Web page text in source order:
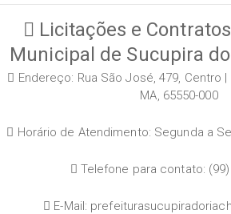
Licitações e
Municipal de Sucupira
Endereço: Rua São José, 479, Centro
MA, 65550-000
Horário de Atendimento: Segunda a
Telefone para contato: (99)
E-Mail: